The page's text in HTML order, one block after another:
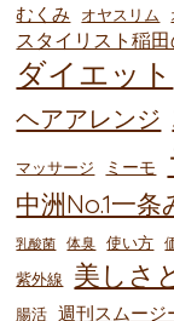
むくみ オヤスリム
スタイリスト稲
ダイエット
ヘアアレンジ
マッサージ ミーモ
中洲No.1一
乳酸菌 体臭 使い方
紫外線 美しさ
腸活 週刊スムージ